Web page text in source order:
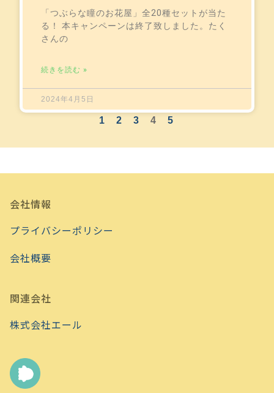
「つぶらな瞳のお花屋」全20種セットが当た
る！ 本キャンペーンは終了致しました。たく
さんの
続きを読む »
2024年4月5日
1 2 3 4 5
会社情報
プライバシーポリシー
会社概要
関連会社
株式会社エール